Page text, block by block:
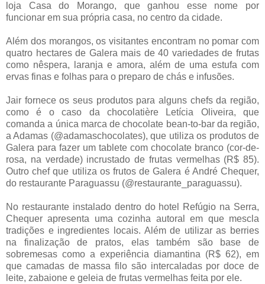
loja Casa do Morango, que ganhou esse nome por
funcionar em sua própria casa, no centro da cidade.
Além dos morangos, os visitantes encontram no pomar com
quatro hectares de Galera mais de 40 variedades de frutas
como nêspera, laranja e amora, além de uma estufa com
ervas finas e folhas para o preparo de chás e infusões.
Jair fornece os seus produtos para alguns chefs da região,
como é o caso da chocolatière Letícia Oliveira, que
comanda a única marca de chocolate bean-to-bar da região,
a Adamas (@adamaschocolates), que utiliza os produtos de
Galera para fazer um tablete com chocolate branco (cor-de-
rosa, na verdade) incrustado de frutas vermelhas (R$ 85).
Outro chef que utiliza os frutos de Galera é André Chequer,
do restaurante Paraguassu (@restaurante_paraguassu).
No restaurante instalado dentro do hotel Refúgio na Serra,
Chequer apresenta uma cozinha autoral em que mescla
tradições e ingredientes locais. Além de utilizar as berries
na finalização de pratos, elas também são base de
sobremesas como a experiência diamantina (R$ 62), em
que camadas de massa filo são intercaladas por doce de
leite, zabaione e geleia de frutas vermelhas feita por ele.